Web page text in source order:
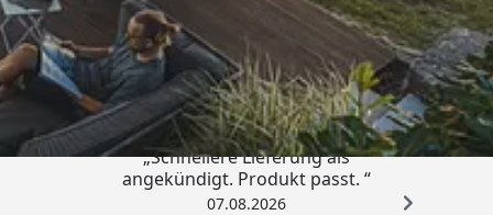
Trusted Shops
4,81/ 5
„Schnellere Lieferung als
angekündigt. Produkt passt. “
07.08.2026